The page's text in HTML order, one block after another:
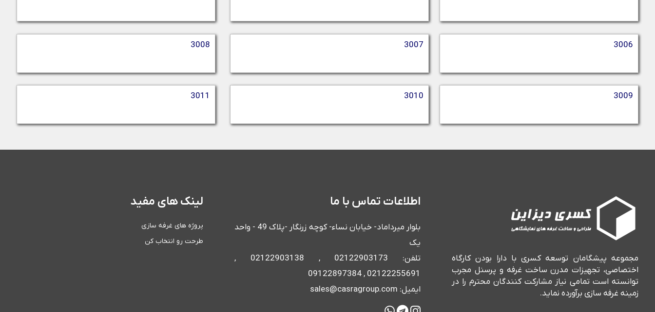
3006
3007
3008
3009
3010
3011
مجموعه پیشگامان توسعه کسری با دارا بودن کارگاه
اختصاصی، تجهیزات مدرن ساخت غرفه و پرسنل مجرب
توانسته است تمامی نیاز مشارکت کنندگان محترم را در
زمینه غرفه سازی برآورده نماید.
اطلاعات تماس با ما
بلوار میرداماد- خیابان نساء- کوچه زرنگار -پلاک 49 - واحد
یک
تلفن: 02122903173 , 02122903138 ,
02122255691 , 09122897384
ایمیل: sales@casragroup.com
لینک های مفید
پروژه های غرفه سازی
طرحت رو انتخاب کن